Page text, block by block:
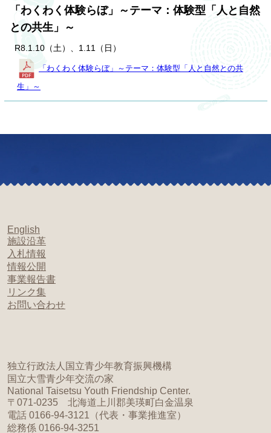
「わくわく体験らぼ」～テーマ：体験型「人と自然
との共生」～
R8.1.10（土）、1.11（日）
「わくわく体験らぼ」～テーマ：体験型「人と自然との共
生」～
English
施設沿革
入札情報
情報公開
事業報告書
リンク集
お問い合わせ
独立行政法人国立青少年教育振興機構
国立大雪青少年交流の家
National Taisetsu Youth Friendship Center.
〒071-0235 北海道上川郡美瑛町白金温泉
電話 0166-94-3121（代表・事業推進室）
総務係 0166-94-3251